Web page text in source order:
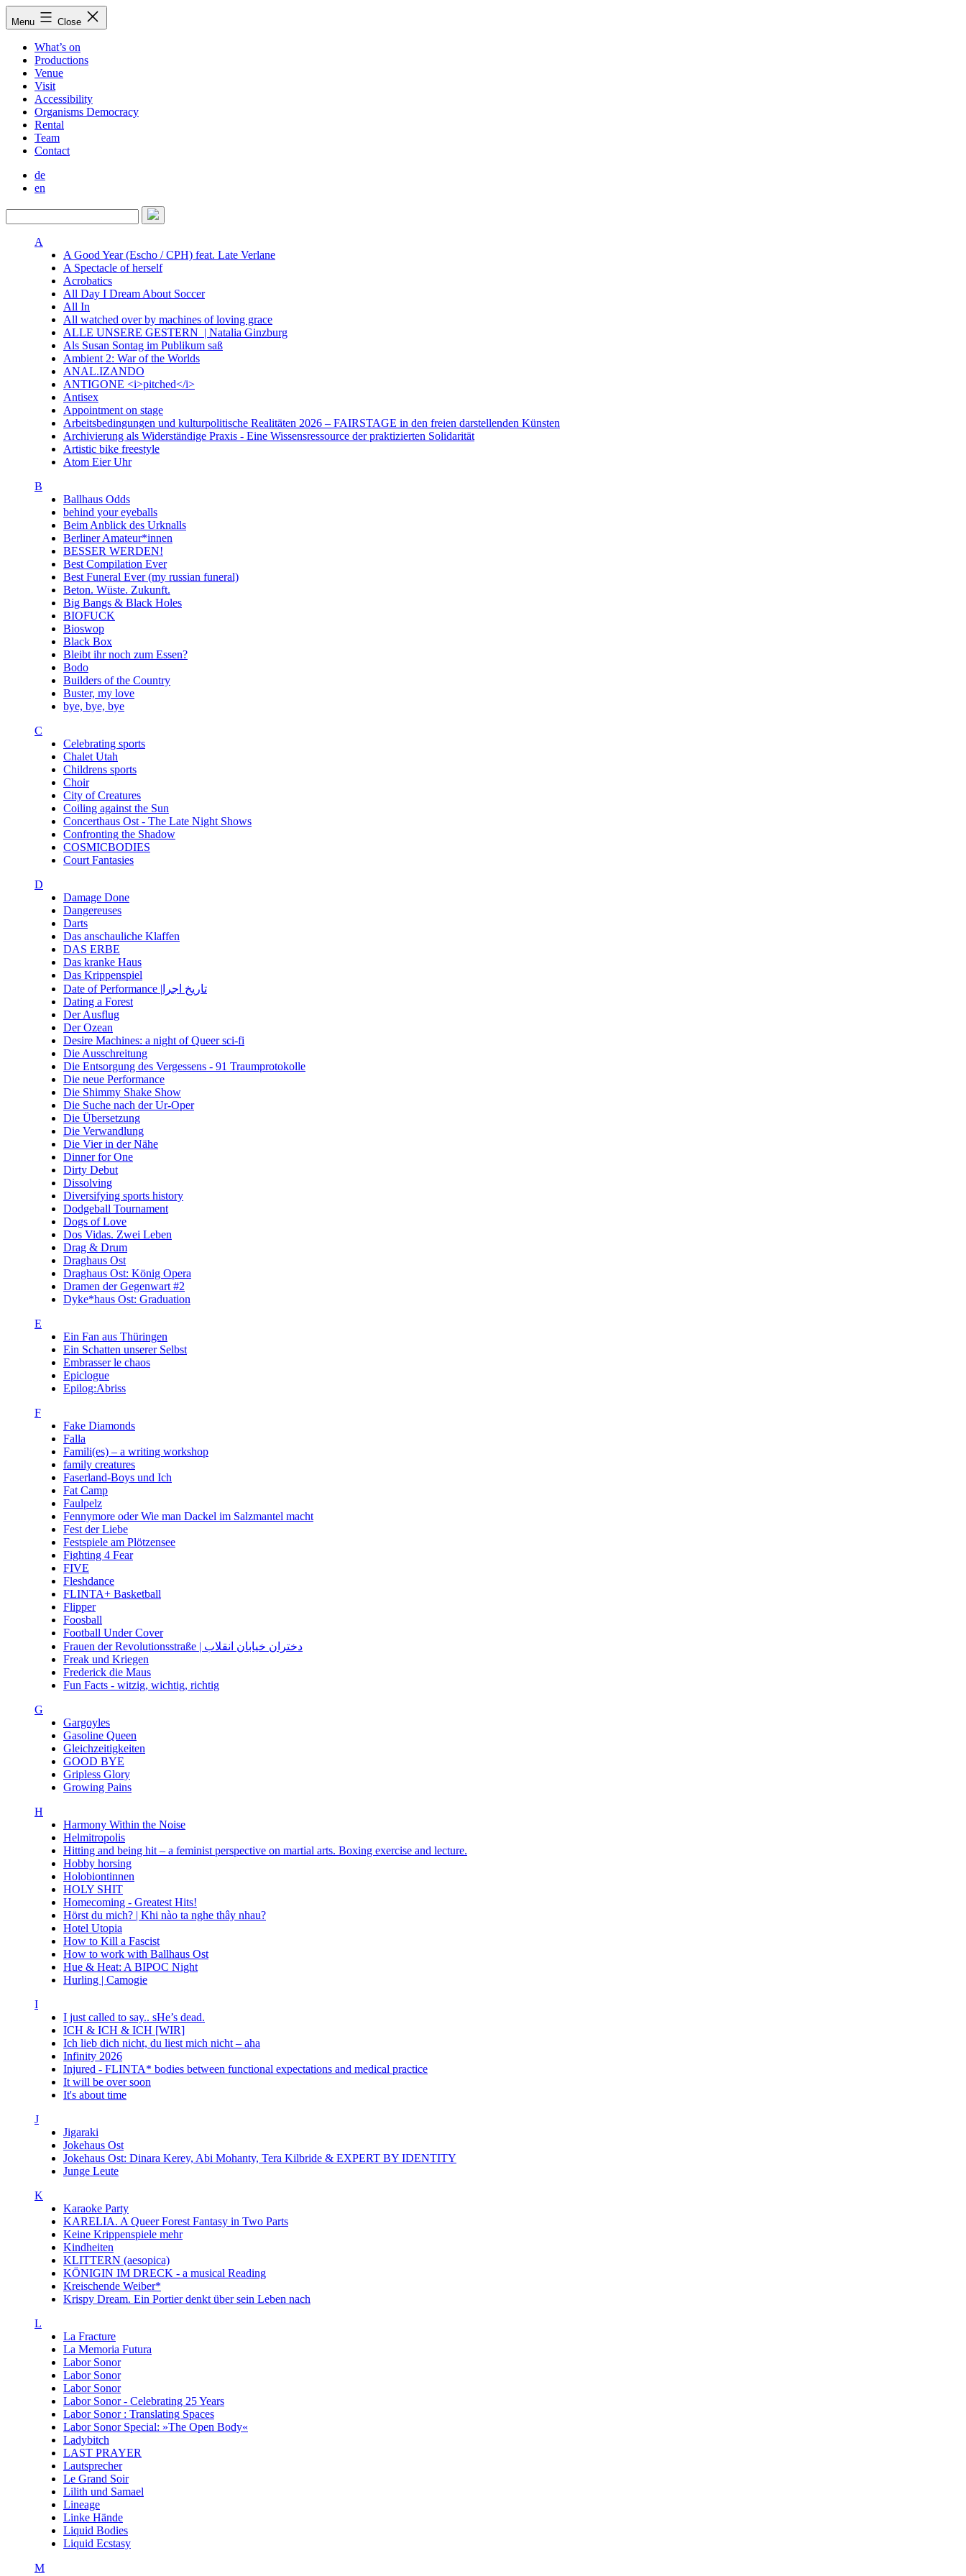
Skip
toMenu Close
What’s on
Productions
Venue
Visit
Accessibility
Organisms Democracy
Rental
Team
Contact
de
en
A
A Good Year (Escho / CPH) feat. Late Verlane
A Spectacle of herself
Acrobatics
All Day I Dream About Soccer
All In
All watched over by machines of loving grace
ALLE UNSERE GESTERN | Natalia Ginzburg
Als Susan Sontag im Publikum saß
Ambient 2: War of the Worlds
ANAL.IZANDO
ANTIGONE <i>pitched</i>
Antisex
Appointment on stage
Arbeitsbedingungen und kulturpolitische Realitäten 2026 – FAIRSTAGE in den freien darstellenden Künsten
Archivierung als Widerständige Praxis - Eine Wissensressource der praktizierten Solidarität
Artistic bike freestyle
Atom Eier Uhr
B
Ballhaus Odds
behind your eyeballs
Beim Anblick des Urknalls
Berliner Amateur*innen
BESSER WERDEN!
Best Compilation Ever
Best Funeral Ever (my russian funeral)
Beton. Wüste. Zukunft.
Big Bangs & Black Holes
BIOFUCK
Bioswop
Black Box
Bleibt ihr noch zum Essen?
Bodo
Builders of the Country
Buster, my love
bye, bye, bye
C
Celebrating sports
Chalet Utah
Childrens sports
Choir
City of Creatures
Coiling against the Sun
Concerthaus Ost - The Late Night Shows
Confronting the Shadow
COSMICBODIES
Court Fantasies
D
Damage Done
Dangereuses
Darts
Das anschauliche Klaffen
DAS ERBE
Das kranke Haus
Das Krippenspiel
Date of Performance |تاریخ اجرا
Dating a Forest
Der Ausflug
Der Ozean
Desire Machines: a night of Queer sci-fi
Die Ausschreitung
Die Entsorgung des Vergessens - 91 Traumprotokolle
Die neue Performance
Die Shimmy Shake Show
Die Suche nach der Ur-Oper
Die Übersetzung
Die Verwandlung
Die Vier in der Nähe
Dinner for One
Dirty Debut
Dissolving
Diversifying sports history
Dodgeball Tournament
Dogs of Love
Dos Vidas. Zwei Leben
Drag & Drum
Draghaus Ost
Draghaus Ost: König Opera
Dramen der Gegenwart #2
Dyke*haus Ost: Graduation
E
Ein Fan aus Thüringen
Ein Schatten unserer Selbst
Embrasser le chaos
Epiclogue
Epilog:Abriss
F
Fake Diamonds
Falla
Famili(es) – a writing workshop
family creatures
Faserland-Boys und Ich
Fat Camp
Faulpelz
Fennymore oder Wie man Dackel im Salzmantel macht
Fest der Liebe
Festspiele am Plötzensee
Fighting 4 Fear
FIVE
Fleshdance
FLINTA+ Basketball
Flipper
Foosball
Football Under Cover
Frauen der Revolutionsstraße | دختران خیابان انقلاب
Freak und Kriegen
Frederick die Maus
Fun Facts - witzig, wichtig, richtig
G
Gargoyles
Gasoline Queen
Gleichzeitigkeiten
GOOD BYE
Gripless Glory
Growing Pains
H
Harmony Within the Noise
Helmitropolis
Hitting and being hit – a feminist perspective on martial arts. Boxing exercise and lecture.
Hobby horsing
Holobiontinnen
HOLY SHIT
Homecoming - Greatest Hits!
Hörst du mich? | Khi nào ta nghe thây nhau?
Hotel Utopia
How to Kill a Fascist
How to work with Ballhaus Ost
Hue & Heat: A BIPOC Night
Hurling | Camogie
I
I just called to say.. sHe’s dead.
ICH & ICH & ICH [WIR]
Ich lieb dich nicht, du liest mich nicht – aha
Infinity 2026
Injured - FLINTA* bodies between functional expectations and medical practice
It will be over soon
It's about time
J
Jigaraki
Jokehaus Ost
Jokehaus Ost: Dinara Kerey, Abi Mohanty, Tera Kilbride & EXPERT BY IDENTITY
Junge Leute
K
Karaoke Party
KARELIA. A Queer Forest Fantasy in Two Parts
Keine Krippenspiele mehr
Kindheiten
KLITTERN (aesopica)
KÖNIGIN IM DRECK - a musical Reading
Kreischende Weiber*
Krispy Dream. Ein Portier denkt über sein Leben nach
L
La Fracture
La Memoria Futura
Labor Sonor
Labor Sonor
Labor Sonor
Labor Sonor - Celebrating 25 Years
Labor Sonor : Translating Spaces
Labor Sonor Special: »The Open Body«
Ladybitch
LAST PRAYER
Lautsprecher
Le Grand Soir
Lilith und Samael
Lineage
Linke Hände
Liquid Bodies
Liquid Ecstasy
M